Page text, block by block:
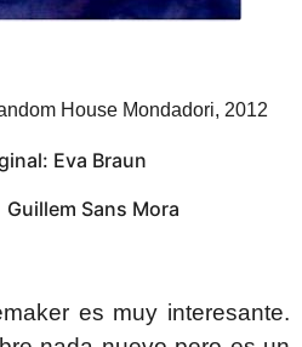
House Mondadori, 2012
Eva Braun
Sans Mora
es muy interesante.